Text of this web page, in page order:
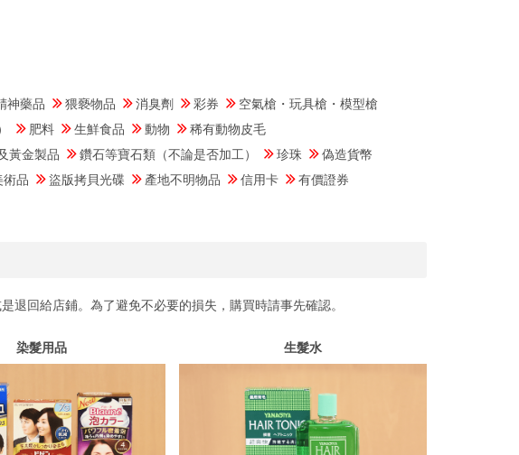
神藥品 猥褻物品 消臭劑 彩券
空氣槍・玩具槍・模型槍
肥料 生鮮食品 動物
稀有動物皮毛
黃金製品 鑽石等寶石類（不論是否加工） 珍珠
偽造貨幣
術品 盜版拷貝光碟 產地不明物品 信用卡
有價證券
退回給店鋪。為了避免不必要的損失，購買時請事先確認。
染髮用品 生髮水